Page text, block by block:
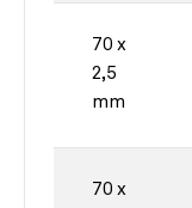
70 x
2,5
mm
70 x